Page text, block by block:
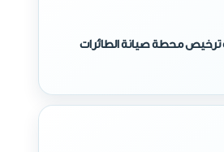
ترخيص محطة صيانة الطائرات